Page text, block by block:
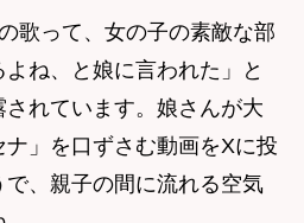
歌って、女の子の素敵な部
ね、と娘に言われた」と
れています。娘さんが大
」を口ずさむ動画をXに投
、親子の間に流れる空気